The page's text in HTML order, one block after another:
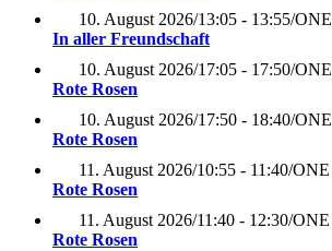
10. August 2026/13:05 - 13:55/ONE
In aller Freundschaft
10. August 2026/17:05 - 17:50/ONE
Rote Rosen
10. August 2026/17:50 - 18:40/ONE
Rote Rosen
11. August 2026/10:55 - 11:40/ONE
Rote Rosen
11. August 2026/11:40 - 12:30/ONE
Rote Rosen